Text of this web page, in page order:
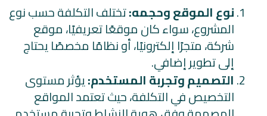
نوع الموقع وحجمه:تختلف التكلفة حسب نوع
المشروع، سواء كان موقعًا تعريفيًا، موقع
شركة، متجرًا إلكترونيًا، أو نظامًا مخصصًا يحتاج
إلى تطوير إضافي.
التصميم وتجربة المستخدم:يؤثر مستوى
التخصيص في التكلفة، حيث تعتمد المواقع